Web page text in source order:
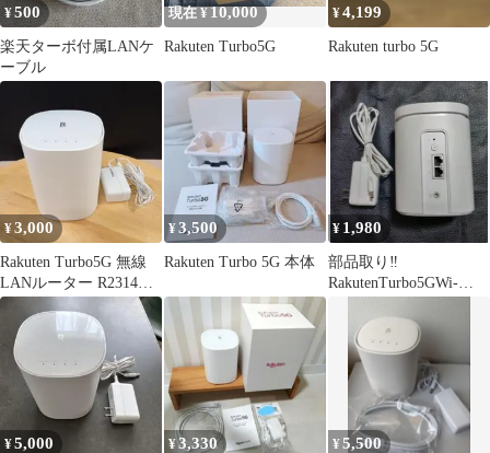
¥500
楽天ターボ付属LANケ
ーブル
現在 ¥10,000
Rakuten Turbo5G
¥4,199
Rakuten turbo 5G
¥3,000
Rakuten Turbo5G 無線
LANルーター R2314M-
JP
¥3,500
Rakuten Turbo 5G 本体
¥ 1,980
部品取り‼️
RakutenTurbo5GWi-
¥5,000 ¥3,330 ¥5,500